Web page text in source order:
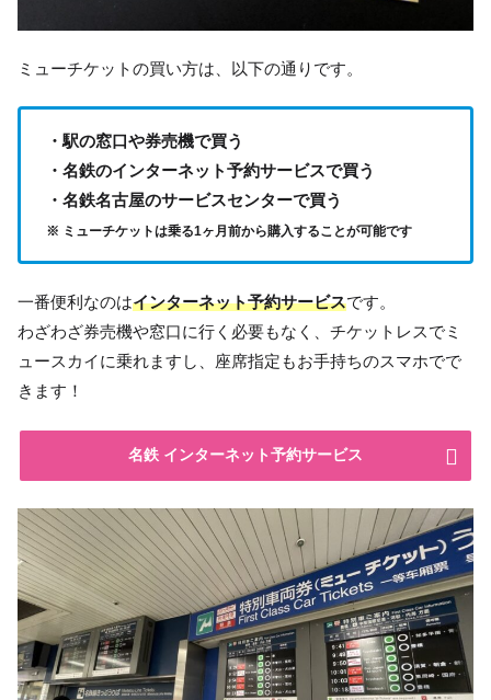
ミューチケットの買い方は、以下の通りです。
・駅の窓口や券売機で買う
・名鉄のインターネット予約サービスで買う
・名鉄名古屋のサービスセンターで買う
※ ミューチケットは乗る1ヶ月前から購入することが可能です
一番便利なのはインターネット予約サービスです。
わざわざ券売機や窓口に行く必要もなく、チケットレスでミ
ュースカイに乗れますし、座席指定もお手持ちのスマホでで
きます！
名鉄 インターネット予約サービス